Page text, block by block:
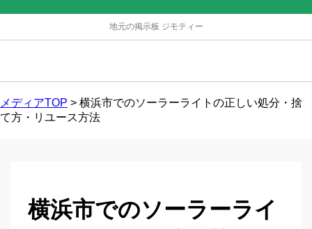
地元の掲示板 ジモティー
メディアTOP > 横浜市でのソーラーライトの正しい処分・捨
て方・リユース方法
横浜市でのソーラーライ